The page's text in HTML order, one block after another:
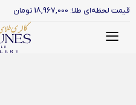
قیمت لحظه‌ای طلا: 18,967,000 تومان